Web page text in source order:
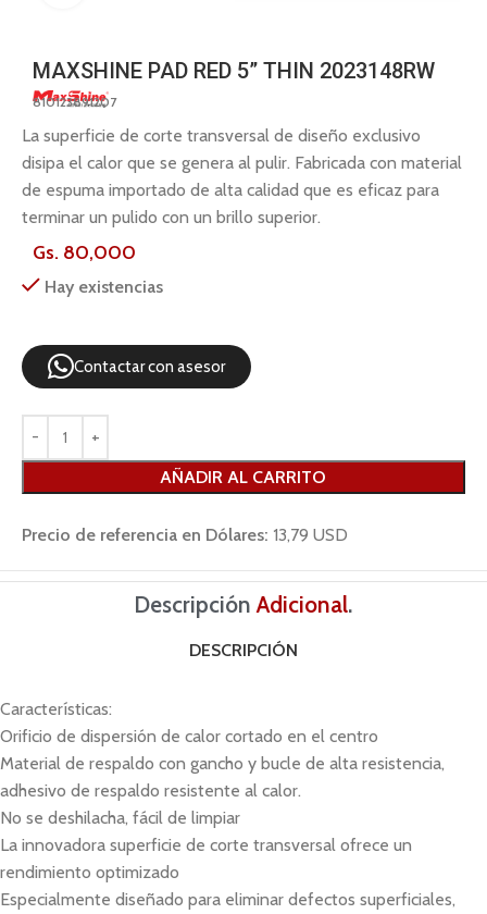
MAXSHINE PAD RED 5” THIN 2023148RW
810123891207
La superficie de corte transversal de diseño exclusivo
disipa el calor que se genera al pulir. Fabricada con material
de espuma importado de alta calidad que es eficaz para
terminar un pulido con un brillo superior.
Gs. 80,000
Hay existencias
Contactar con asesor
AÑADIR AL CARRITO
Precio de referencia en Dólares: 13,79 USD
DescripciónAdicional.
DESCRIPCIÓN
Características:
Orificio de dispersión de calor cortado en el centro
Material de respaldo con gancho y bucle de alta resistencia,
adhesivo de respaldo resistente al calor.
No se deshilacha, fácil de limpiar
La innovadora superficie de corte transversal ofrece un
rendimiento optimizado
Especialmente diseñado para eliminar defectos superficiales,